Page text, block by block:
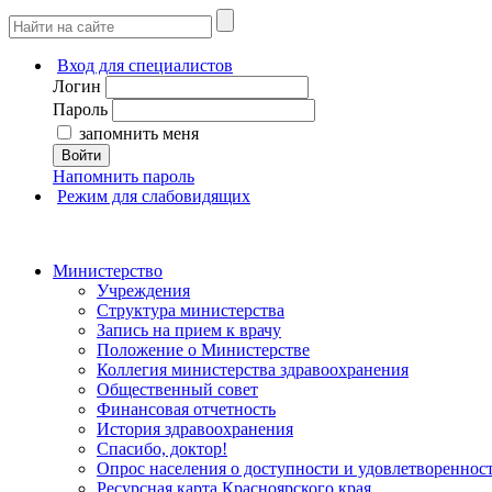
Вход для специалистов
Логин
Пароль
запомнить меня
Войти
Напомнить пароль
Режим для слабовидящих
Министерство
Учреждения
Структура министерства
Запись на прием к врачу
Положение о Министерстве
Коллегия министерства здравоохранения
Общественный совет
Финансовая отчетность
История здравоохранения
Спасибо, доктор!
Опрос населения о доступности и
Ресурсная карта Красноярского края